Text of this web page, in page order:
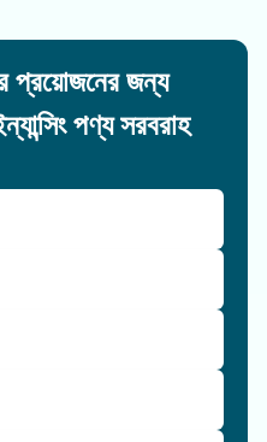
প্রয়োজনের জন্য
পণ্য সরবরাহ